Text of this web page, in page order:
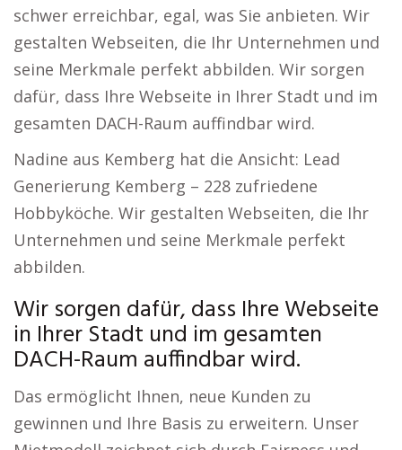
schwer erreichbar, egal, was Sie anbieten. Wir
gestalten Webseiten, die Ihr Unternehmen und
seine Merkmale perfekt abbilden. Wir sorgen
dafür, dass Ihre Webseite in Ihrer Stadt und im
gesamten DACH-Raum auffindbar wird.
Nadine aus Kemberg hat die Ansicht: Lead
Generierung Kemberg – 228 zufriedene
Hobbyköche. Wir gestalten Webseiten, die Ihr
Unternehmen und seine Merkmale perfekt
abbilden.
Wir sorgen dafür, dass Ihre Webseite
in Ihrer Stadt und im gesamten
DACH-Raum auffindbar wird.
Das ermöglicht Ihnen, neue Kunden zu
gewinnen und Ihre Basis zu erweitern. Unser